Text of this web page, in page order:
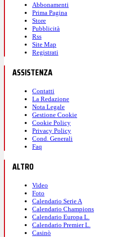
Abbonamenti
Prima Pagina
Store
Pubblicità
Rss
Site Map
Registrati
ASSISTENZA
Contatti
La Redazione
Nota Legale
Gestione Cookie
Cookie Policy
Privacy Policy
Cond. Generali
Faq
ALTRO
Video
Foto
Calendario Serie A
Calendario Champions
Calendario Europa L.
Calendario Premier L.
Casinò